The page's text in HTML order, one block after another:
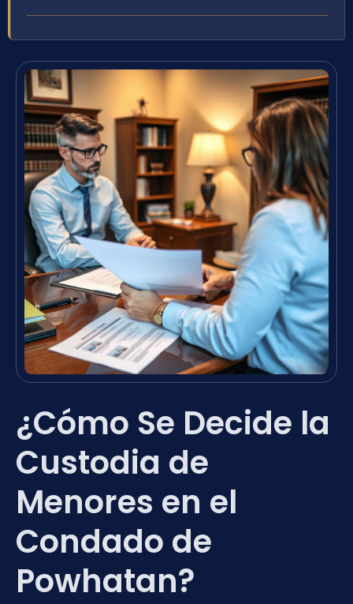
¿Cómo Se Decide la
Custodia de
Menores en el
Condado de
Powhatan?